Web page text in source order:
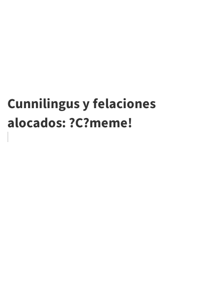
Cunnilingus y felaciones
alocados: ?C?meme!